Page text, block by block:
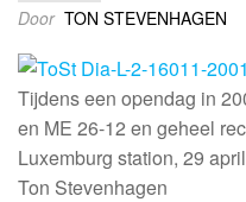
Door TON STEVENHAGEN
Tijdens een opendag in
en ME 26-12 en geheel
Luxemburg station, 29
Ton Stevenhagen